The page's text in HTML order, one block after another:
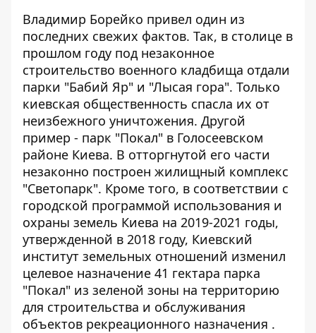
Владимир Борейко привел один из
последних свежих фактов. Так, в столице в
прошлом году под незаконное
строительство военного кладбища отдали
парки "Бабий Яр" и "Лысая гора". Только
киевская общественность спасла их от
неизбежного уничтожения. Другой
пример - парк "Покал" в Голосеевском
районе Киева. В отторгнутой его части
незаконно построен жилищный комплекс
"Светопарк". Кроме того, в соответствии с
городской программой использования и
охраны земель Киева на 2019-2021 годы,
утвержденной в 2018 году, Киевский
институт земельных отношений изменил
целевое назначение 41 гектара парка
"Покал" из зеленой зоны на территорию
для строительства и обслуживания
объектов рекреационного назначения .